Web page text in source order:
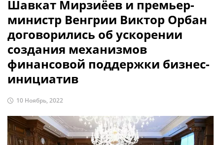
Шавкат Мирзиёев и премьер-
министр Венгрии Виктор Орбан
договорились об ускорении
создания механизмов
финансовой поддержки бизнес-
инициатив
10 Ноябрь, 2022